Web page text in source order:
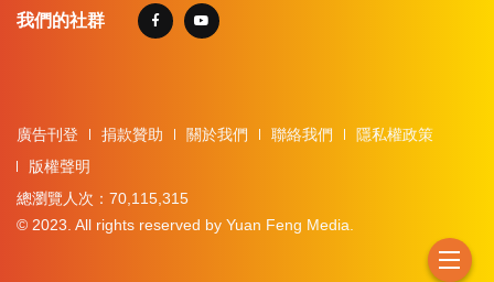
我們的社群
廣告刊登 捐款贊助 關於我們 聯絡我們
隱私權政策
版權聲明
總瀏覽人次：70,115,315
© 2023. All rights reserved by Yuan Feng Media.